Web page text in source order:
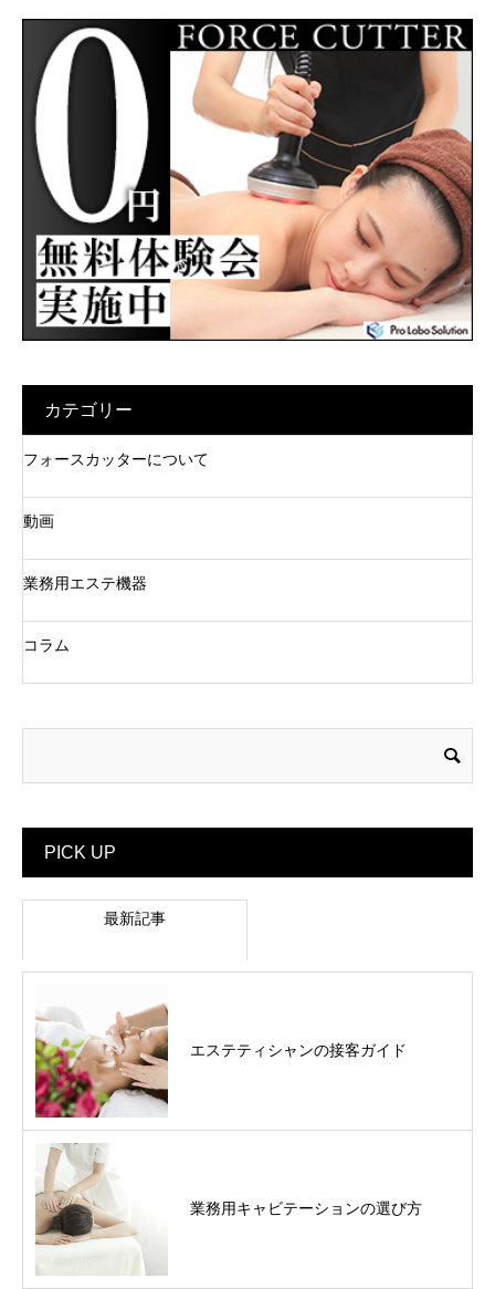
カテゴリー
フォースカッターについて
動画
業務用エステ機器
コラム
PICK UP
最新記事
エステティシャンの接客ガイド
業務用キャビテーションの選び方